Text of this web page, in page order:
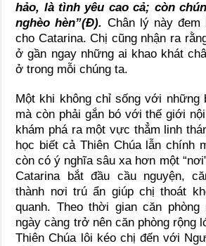
hảo, là tình yêu cao cả; còn
nghèo hèn”(Đ). Chân lý này
cho Catarina. Chị cũng nhận ra
ở gần ngay những ai khao khát
ở trong mỗi chúng ta.
Một khi không chỉ sống với những
mà còn phải gắn bó với thế giới
khám phá ra một vực thẳm linh
học biết cả Thiên Chúa lẫn chính
còn có ý nghĩa sâu xa hơn một
Catarina bắt đầu cầu nguyện,
thành nơi trú ẩn giúp chị thoát
quanh. Theo thời gian căn
ngày càng trở nên căn phòng rộng
Thiên Chúa lôi kéo chị đến với